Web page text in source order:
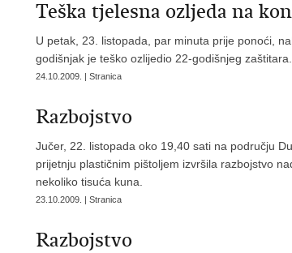
Teška tjelesna ozljeda na
U petak, 23. listopada, par minuta prije ponoći,
godišnjak je teško ozlijedio 22-godišnjeg zaštitara.
24.10.2009. | Stranica
Razbojstvo
Jučer, 22. listopada oko 19,40 sati na području
prijetnju plastičnim pištoljem izvršila razbojstvo
nekoliko tisuća kuna.
23.10.2009. | Stranica
Razbojstvo